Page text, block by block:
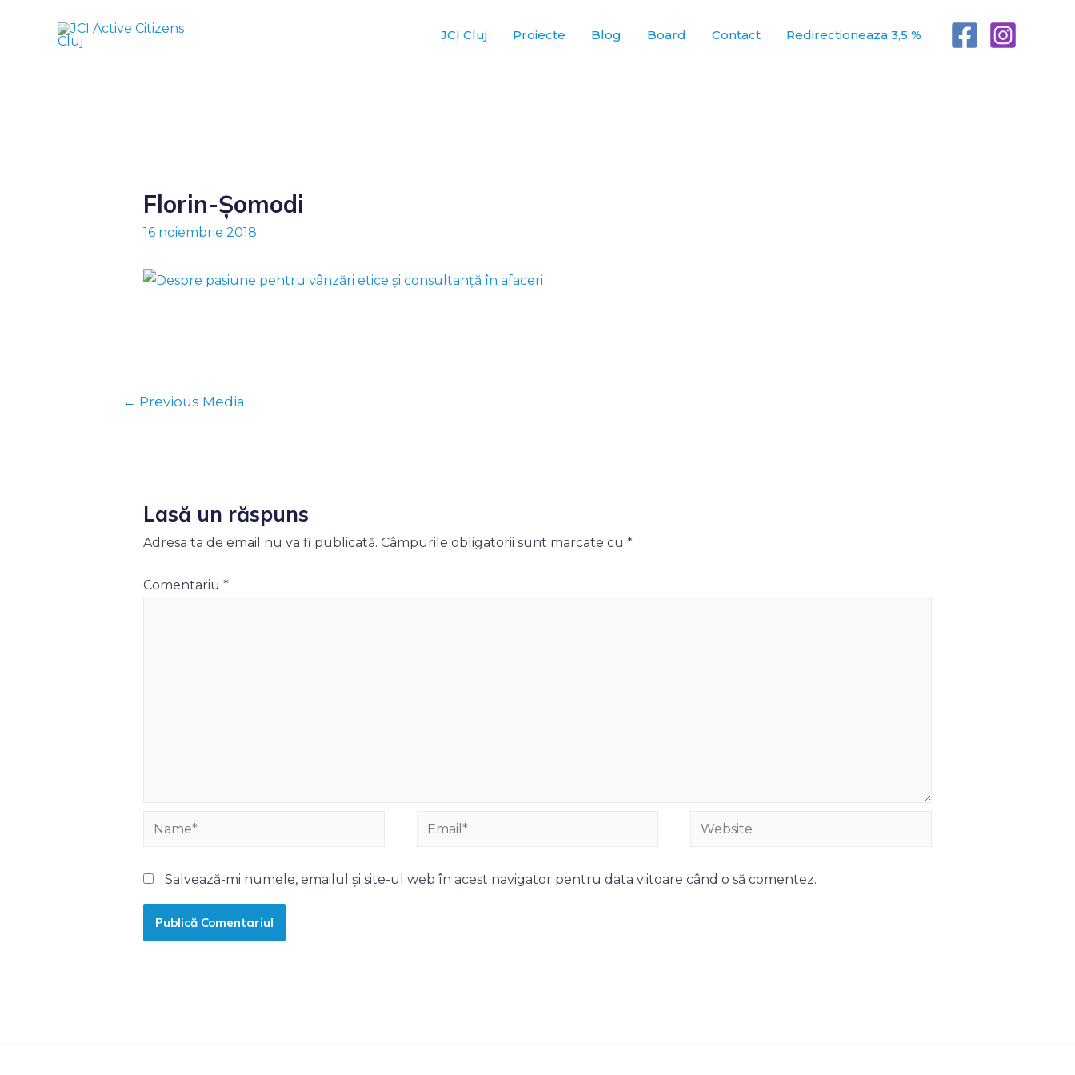
JCI Cluj Proiecte Blog Board Contact Redirectioneaza 3,5 %
Florin-Șomodi
16 noiembrie 2018
Navigare
articole
← Previous Media
Lasă un răspuns
Adresa ta de email nu va fi publicată. Câmpurile obligatorii sunt marcate cu *
Comentariu *
Name* Email* Website
Salvează-mi numele, emailul și site-ul web în acest navigator pentru data viitoare când o să comentez.